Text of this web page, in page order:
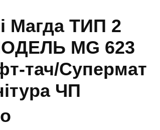
Магда ТИП 2
MG 623
тач/Супермат
ЧП